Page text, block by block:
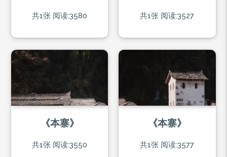
共1张 阅读:3580 共1张 阅读:3527
《本寨》
共1张 阅读:3550
《本寨》
共1张 阅读:3577